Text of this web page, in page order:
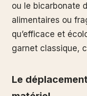
ou le bicarbonate
alimentaires ou
qu’efficace et
garnet classique,
Le